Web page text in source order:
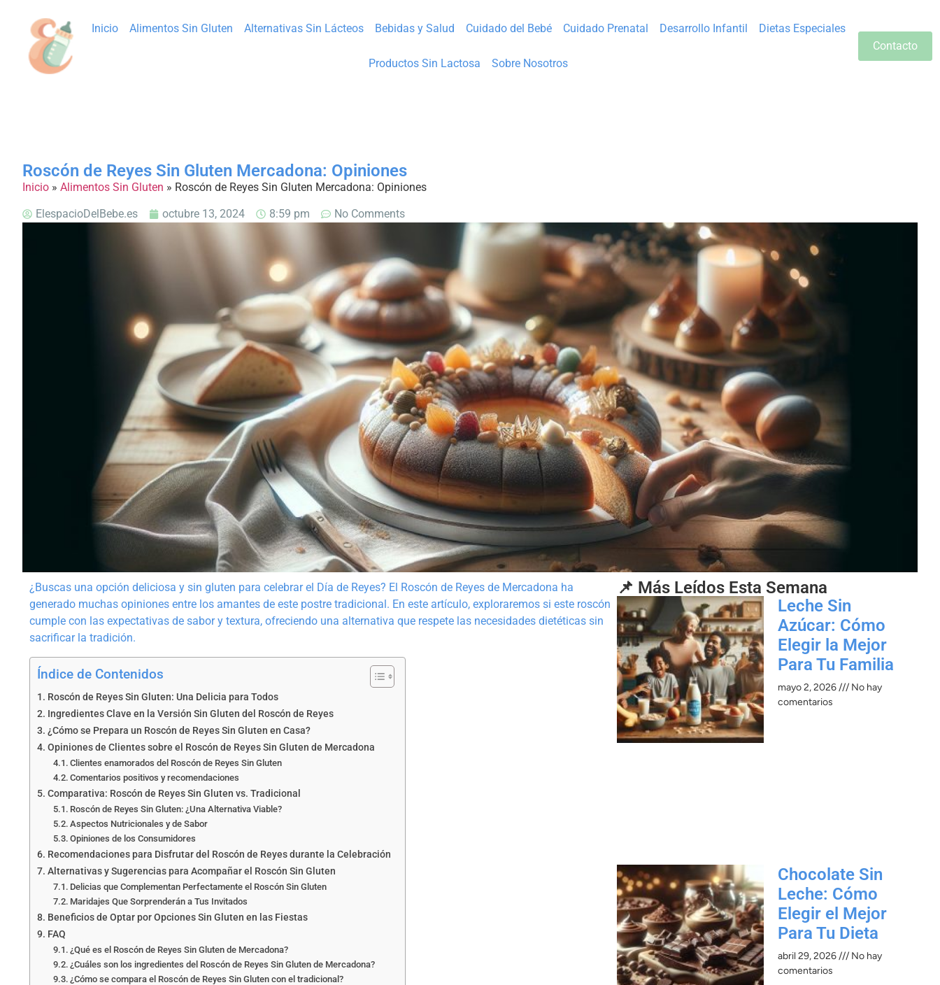
Inicio Alimentos Sin Gluten Alternativas Sin Lácteos Bebidas y Salud Cuidado del Bebé Cuidado Prenatal Desarrollo Infantil Dietas Especiales
Productos Sin Lactosa Sobre Nosotros
Contacto
Roscón de Reyes Sin Gluten Mercadona: Opiniones
Inicio » Alimentos Sin Gluten » Roscón de Reyes Sin Gluten Mercadona: Opiniones
ElespacioDelBebe.es octubre 13, 2024 8:59 pm No Comments
¿Buscas una opción deliciosa y sin gluten para celebrar el Día de Reyes? El Roscón de Reyes de Mercadona ha
generado muchas opiniones entre los amantes de este postre tradicional. En este artículo, exploraremos si este roscón
cumple con las expectativas de sabor y textura, ofreciendo una alternativa que respete las necesidades dietéticas sin
sacrificar la tradición.
Índice de Contenidos
Roscón de Reyes Sin Gluten: Una Delicia para Todos
Ingredientes Clave en la Versión Sin Gluten del Roscón de Reyes
¿Cómo se Prepara un Roscón de Reyes Sin Gluten en Casa?
Opiniones de Clientes sobre el Roscón de Reyes Sin Gluten de Mercadona
Clientes enamorados del Roscón de Reyes Sin Gluten
Comentarios positivos y recomendaciones
Comparativa: Roscón de Reyes Sin Gluten vs. Tradicional
Roscón de Reyes Sin Gluten: ¿Una Alternativa Viable?
Aspectos Nutricionales y de Sabor
Opiniones de los Consumidores
Recomendaciones para Disfrutar del Roscón de Reyes durante la Celebración
Alternativas y Sugerencias para Acompañar el Roscón Sin Gluten
Delicias que Complementan Perfectamente el Roscón Sin Gluten
Maridajes Que Sorprenderán a Tus Invitados
Beneficios de Optar por Opciones Sin Gluten en las Fiestas
FAQ
¿Qué es el Roscón de Reyes Sin Gluten de Mercadona?
¿Cuáles son los ingredientes del Roscón de Reyes Sin Gluten de Mercadona?
¿Cómo se compara el Roscón de Reyes Sin Gluten con el tradicional?
📌 Más Leídos Esta Semana
Leche Sin
Azúcar: Cómo
Elegir la Mejor
Para Tu Familia
mayo 2, 2026
No hay
comentarios
Chocolate Sin
Leche: Cómo
Elegir el Mejor
Para Tu Dieta
abril 29, 2026
No hay
comentarios